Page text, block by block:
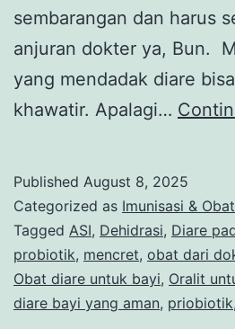
sembarangan dan harus
anjuran dokter ya, Bun.
yang mendadak diare
khawatir. Apalagi…
Published August 8, 2025
Categorized as Imunisasi & Obat
Tagged ASI, Dehidrasi, Diare
probiotik, mencret, obat dari
Obat diare untuk bayi, Oralit
diare bayi yang aman, priobiotik,